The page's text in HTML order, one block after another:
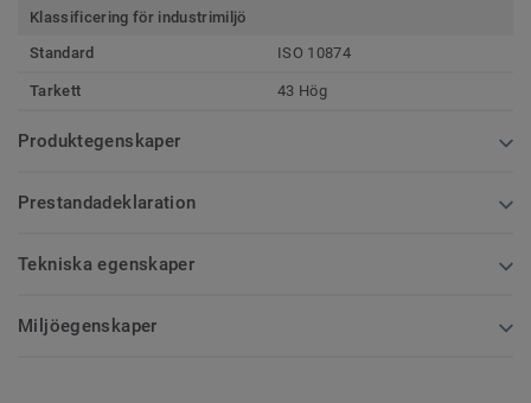
Klassificering för industrimiljö
Standard
ISO 10874
Tarkett 43 Hög
Produktegenskaper
Prestandadeklaration
Tekniska egenskaper
Miljöegenskaper